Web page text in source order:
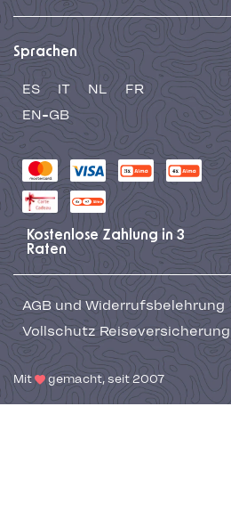
Sprachen
ES IT NL
FR
EN-GB
Kostenlose Zahlung in 3
Raten
AGB und Widerrufsbelehrung
Vollschutz Reiseversicherung
Mit gemacht, seit 2007